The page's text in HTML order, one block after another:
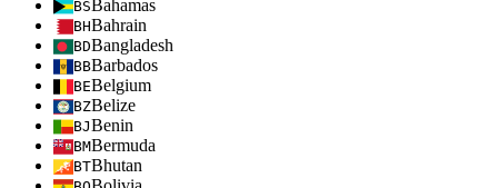
BSBahamas
BHBahrain
BDBangladesh
BBBarbados
BEBelgium
BZBelize
BJBenin
BMBermuda
BTBhutan